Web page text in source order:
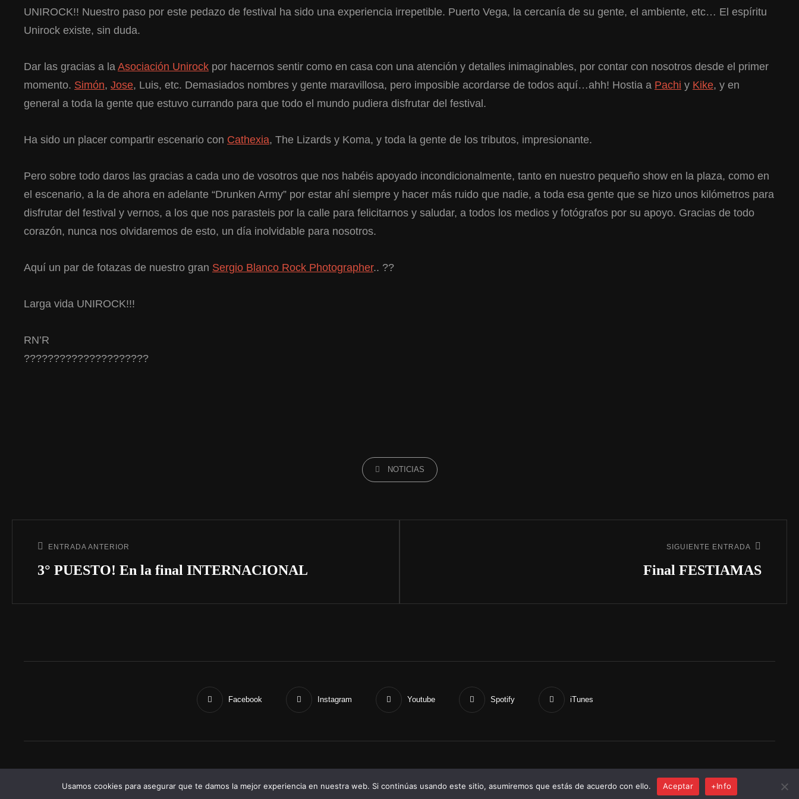
UNIROCK!! Nuestro paso por este pedazo de festival ha sido una experiencia irrepetible. Puerto Vega, la cercanía de su gente, el ambiente, etc… El espíritu
Unirock existe, sin duda.
Dar las gracias a la Asociación Unirock por hacernos sentir como en casa con una atención y detalles inimaginables, por contar con nosotros desde el primer
momento. Simón, Jose, Luis, etc. Demasiados nombres y gente maravillosa, pero imposible acordarse de todos aquí…ahh! Hostia a Pachi y Kike, y en
general a toda la gente que estuvo currando para que todo el mundo pudiera disfrutar del festival.
Ha sido un placer compartir escenario con Cathexia, The Lizards y Koma, y toda la gente de los tributos, impresionante.
Pero sobre todo daros las gracias a cada uno de vosotros que nos habéis apoyado incondicionalmente, tanto en nuestro pequeño show en la plaza, como en
el escenario, a la de ahora en adelante “Drunken Army” por estar ahí siempre y hacer más ruido que nadie, a toda esa gente que se hizo unos kilómetros para
disfrutar del festival y vernos, a los que nos parasteis por la calle para felicitarnos y saludar, a todos los medios y fotógrafos por su apoyo. Gracias de todo
corazón, nunca nos olvidaremos de esto, un día inolvidable para nosotros.
Aquí un par de fotazas de nuestro gran Sergio Blanco Rock Photographer.. ??
Larga vida UNIROCK!!!
RN’R
?????????????????????
CATEGORÍAS
NOTICIAS
entradas
Entrada
anterior:
ENTRADA ANTERIOR
3° PUESTO! En la final INTERNACIONAL
SIGUIENTE ENTRADA
Final FESTIAMAS
Facebook Instagram Youtube Spotify iTunes
Usamos cookies para asegurar que te damos la mejor experiencia en nuestra web. Si continúas usando este sitio, asumiremos que estás de acuerdo con ello. Aceptar +Info